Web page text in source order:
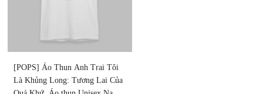
[POPS] Áo Thun Anh Trai Tôi
Là Khủng Long: Tương Lai Của